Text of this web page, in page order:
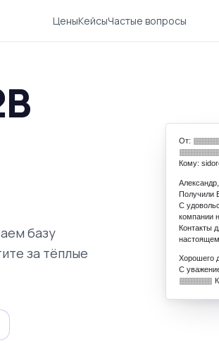
ЦеныКейсыЧастые вопросы
базу
за тёплые
От:
Кому:
Получили
С
компании
Контакты
Хорошего
С